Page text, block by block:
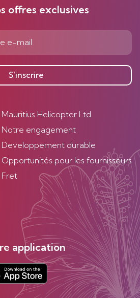
offres exclusives
S’inscrire
Mauritius Helicopter Ltd
Notre engagement
Developpement durable
Opportunités pour les fournisseurs
Fret
application